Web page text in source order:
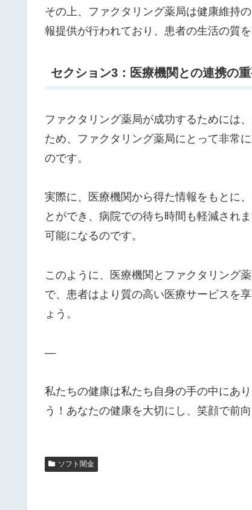
その上、ファクタリング薬局は健康維持
報提供が行われており、患者の生活の質
セクション3：医療機関との連携の
ファクタリング薬局が成功するためには
ため、ファクタリング薬局にとって非常
のです。
実際に、医療機関から得た情報をもとに
とができ、病院での待ち時間も軽減され
可能になるのです。
このように、医療機関とファクタリング
で、患者はより質の高い医療サービスを
ょう。
—
私たちの健康は私たち自身の手の中にあ
う！あなたの健康を大切にし、笑顔で前
ソフト闇金